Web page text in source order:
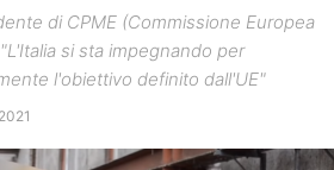
di CPME (Commissione Europea
si sta impegnando per
l'obiettivo definito dall'UE"